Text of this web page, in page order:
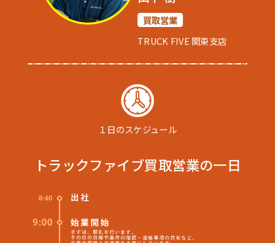
買取営業
TRUCK FIVE 関東支店
１日のスケジュール
トラックファイブ買取営業の一日